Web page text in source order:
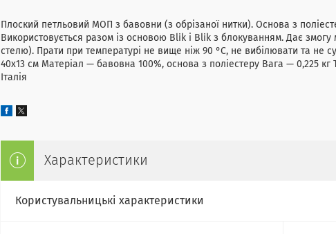
Плоский петльовий МОП з бавовни (з обрізаної нитки). Основа з
Використовується разом із основою Blik і Blik з блокуванням. Дає змогу
стелю). Прати при температурі не вище ніж 90 °C, не вибілювати та не
40х13 см Матеріал — бавовна 100%, основа з поліестеру Вага — 0,225
Італія
Характеристики
Користувальницькі характеристики